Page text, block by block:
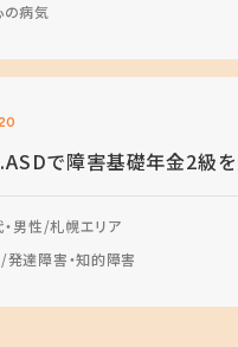
の病気
で障害基礎年金2級
男性 札幌エリア
発達障害・知的障害